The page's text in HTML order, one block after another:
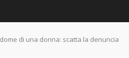
di una donna: scatta la denuncia